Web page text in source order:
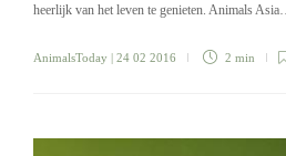
heerlijk van het leven te genieten. Animals Asia…
AnimalsToday | 24 02 2016 2 min